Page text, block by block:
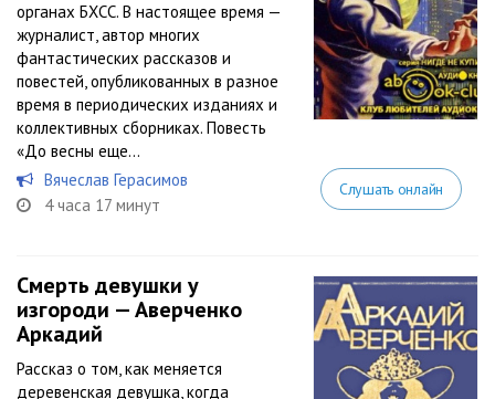
органах БХСС. В настоящее время —
журналист, автор многих
фантастических рассказов и
повестей, опубликованных в разное
время в периодических изданиях и
коллективных сборниках. Повесть
«До весны еще...
Вячеслав Герасимов
4 часа 17 минут
Слушать онлайн
Смерть девушки у
изгороди — Аверченко
Аркадий
Рассказ о том, как меняется
деревенская девушка, когда